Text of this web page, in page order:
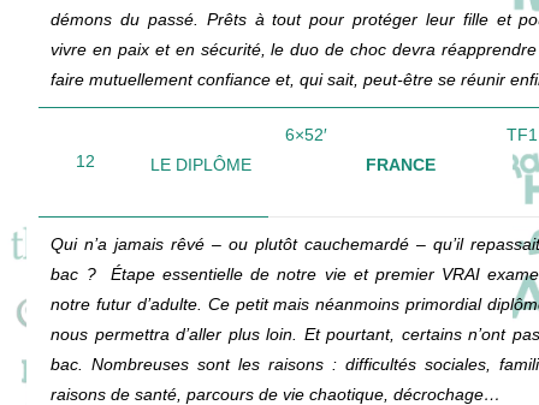
démons du passé. Prêts à tout pour protéger leur fille et
vivre en paix et en sécurité, le duo de choc devra
faire mutuellement confiance et, qui sait, peut-être se réunir
12 LE DIPLÔME
6×52′
FRANCE
TF1
Qui n’a jamais rêvé – ou plutôt cauchemardé – qu’il
bac ?
Étape essentielle de notre vie et premier VRAI
notre futur d’adulte. Ce petit mais néanmoins primordial
nous permettra d’aller plus loin. Et pourtant, certains n’ont
bac. Nombreuses sont les raisons : difficultés sociales,
raisons de santé, parcours de vie chaotique, décrochage…